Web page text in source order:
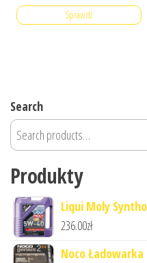
Sprawdź
Search
Produkty
Liqui Moly
236.00zł
Noco Ładowarka